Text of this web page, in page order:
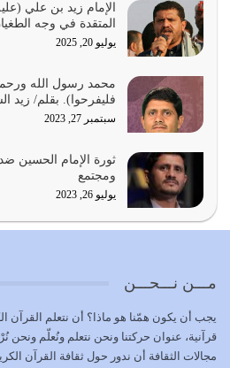
أمة عاجزة عن النهوض…
يوليو 23, 2026
بحبل الله جميعاً وليس كل…
يوليو 22, 2026
يشاء ويذل من يشاء
يوليو 21, 2026
{إِنَّ الدِّينَ عِنْدَ اللَّهِ الْإسْلامُ}
تتحقق الحقوق للجميع
يوليو 18, 2026
الإمام زيد بن علي
المتقدة في وجه
يوليو 20, 2025
محمد رسول الله
فليفرحوا). بقلم/ زيد
سبتمبر 27, 2023
ثورة الإمام الحسين
ومجتمع
يوليو 26, 2023
مـــن نـــحـــن
يجب أن يكون همّنا هو ماذا؟ أن نتعلم القرآن
قرآنية، عنوان حركتنا ونحن نتعلم ونُعلّم
مجالات الثقافة أن ندور حول ثقافة القرآن